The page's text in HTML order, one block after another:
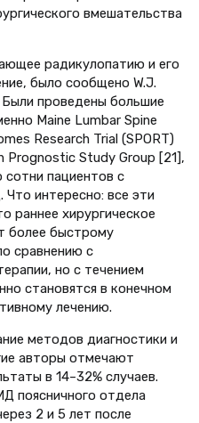
вмешательства
радикулопатию и его
было сообщено W.J.
Были проведены большие
Maine Lumbar Spine
Research Trial (SPORT)
Prognostic Study Group [21],
пациентов с
интересно: все эти
раннее хирургическое
более быстрому
сравнению с
но с течением
становятся в конечном
лечению.
методов диагностики и
авторы отмечают
в 14–32% случаев.
поясничного отдела
2 и 5 лет после